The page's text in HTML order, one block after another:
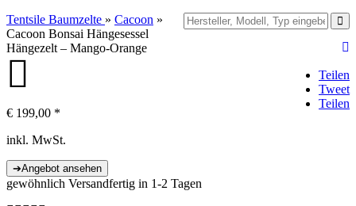
Tentsile Baumzelte » Cacoon »
Cacoon Bonsai Hängesessel
Hängezelt – Mango-Orange
Teilen
Tweet
Teilen
€ 199,00 *
inkl. MwSt.
gewöhnlich Versandfertig in 1-2 Tagen